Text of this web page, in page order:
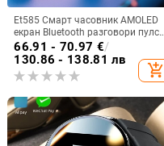
Et585 Смарт часовник AMOLED
екран Bluetooth разговори пулс
сън крачкомер спортен часовник
гривна трансграничен
66.91 - 70.97 €/
130.86 - 138.81 лв
add_shopping_cart